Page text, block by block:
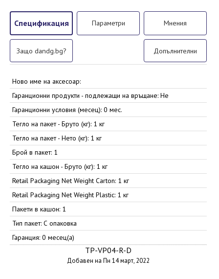
Спецификация Параметри Мнения
Защо dandg.bg? Допълнителни
Ново име на аксесоар:
Гаранционни продукти - подлежащи на връщане: Не
Гаранционни условия (месец): 0 мес.
Тегло на пакет - Бруто (кг): 1 кг
Тегло на пакет - Нето (кг): 1 кг
Брой в пакет: 1
Тегло на кашон - Бруто (кг): 1 кг
Retail Packaging Net Weight Carton: 1 кг
Retail Packaging Net Weight Plastic: 1 кг
Пакети в кашон: 1
Тип пакет: С опаковка
Гаранция: 0 месец(а)
TP-VP04-R-D
Добавен на Пн 14 март, 2022